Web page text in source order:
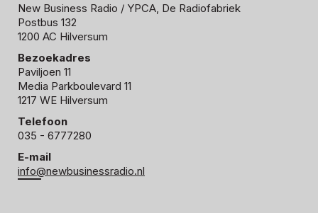
New Business Radio / YPCA, De Radiofabriek
Postbus 132
1200 AC Hilversum
Bezoekadres
Paviljoen 11
Media Parkboulevard 11
1217 WE Hilversum
Telefoon
035 - 6777280
E-mail
info@newbusinessradio.nl